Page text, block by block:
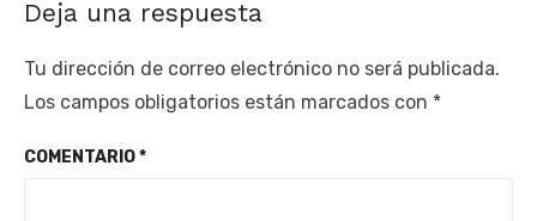
Deja una respuesta
Tu dirección de correo electrónico no será publicada.
Los campos obligatorios están marcados con *
COMENTARIO*